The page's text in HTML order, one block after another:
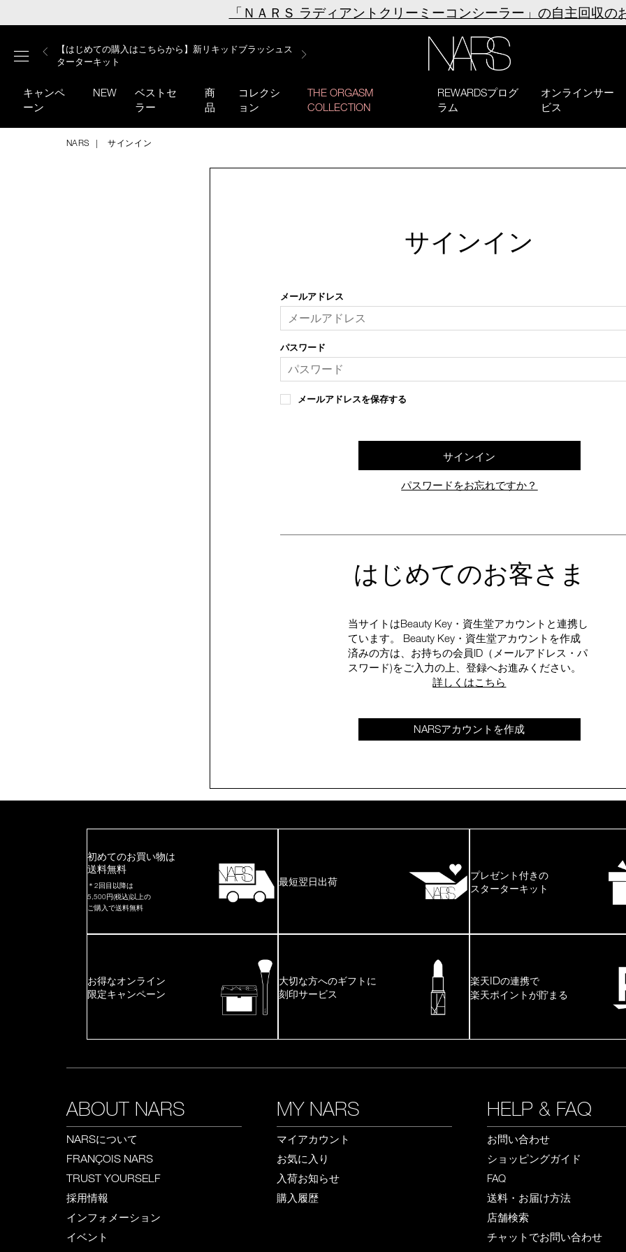
content
「ＮＡＲＳ ラディアントクリーミーコンシーラー」の自主回収の
メニュー
【ミニパフプレゼント】新リキッドブラッシュご購入でプ
レゼント
【はじめての購入はこちらから】新リキッドブラッシュス
ターターキット
【サンプル＆ヘアピン付】オイルクレンジングキット
【ギフトショッパープレゼント】カラーアイテムをあの人
へのプレゼントに
【ポーチ＆ブラッシュプレゼント】ORGASM CAMPAIGN
キャンペ
ーン
NEW
ベストセ
ラー
商
品
コレクシ
ョン
THE ORGASM
COLLECTION
REWARDSプログ
ラム
オンラインサー
ビス
NARS サインイン
サインイン
メールアドレス
パスワード
メールアドレスを保存する
サインイン
パスワードをお忘れですか？
はじめてのお客さま
当サイトはBeauty Key・資生堂アカウントと連携し
ています。 Beauty Key・資生堂アカウントを作成
済みの方は、お持ちの会員ID（メールアドレス・パ
スワード)をご入力の上、登録へお進みください。
詳しくはこちら
NARSアカウントを作成
初めてのお買い物は
送料無料
＊2回目以降は
5,500円(税込)以上の
ご購入で送料無料
最短翌日出荷
プレゼント付きの
スターターキット
お得なオンライン
限定キャンペーン
大切な方へのギフトに
刻印サービス
楽天IDの連携で
楽天ポイントが貯まる
ABOUT NARS
NARSについて
FRANÇOIS NARS
TRUST YOURSELF
採用情報
インフォメーション
イベント
MY NARS
マイアカウント
お気に入り
入荷お知らせ
購入履歴
HELP & FAQ
お問い合わせ
ショッピングガイド
FAQ
送料・お届け方法
店舗検索
チャットでお問い合わせ